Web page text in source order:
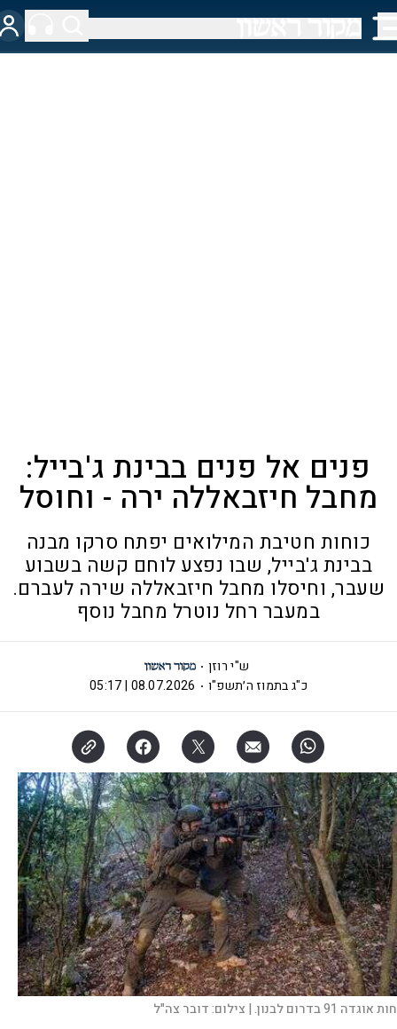
פנים אל פנים בבינת ג'בייל:
מחבל חיזבאללה ירה - וחוסל
כוחות חטיבת המילואים יפתח סרקו מבנה
בבינת ג'בייל, שבו נפצע לוחם קשה בשבוע
שעבר, וחיסלו מחבל חיזבאללה שירה לעברם.
במעבר רחל נוטרל מחבל נוסף
ש"י רוזן
כ"ג בתמוז ה׳תשפ"ו
08.07.2026 | 05:17
אוגדה 91 בדרום לבנון. | צילום:דובר צה"ל